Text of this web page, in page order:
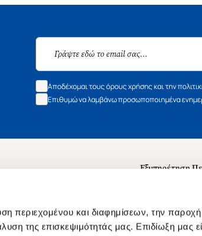
περιεχομένου και διαφημίσεων, την παροχή
της επισκεψιμότητάς μας. Επιδίωξη μας
Αποδέχομαι τους όρους χρήσης και την
Επιθυμώ να λαμβάνω προσωποποιημένα
και τη Βιβλιοθήκη
Εξυπηρέτηση
B2B